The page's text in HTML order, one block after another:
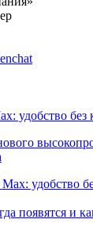
удобство без
появятся и